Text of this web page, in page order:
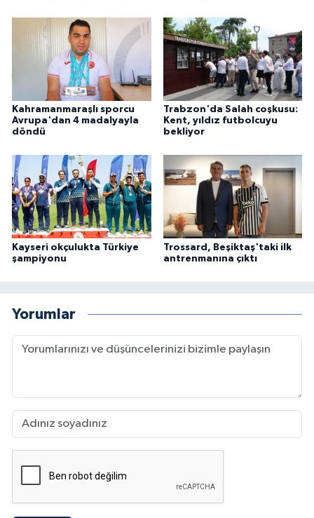
Kahramanmaraşlı sporcu
Avrupa'dan 4 madalyayla
döndü
Trabzon'da Salah coşkusu:
Kent, yıldız futbolcuyu
bekliyor
Kayseri okçulukta Türkiye
şampiyonu
Trossard, Beşiktaş'taki ilk
antrenmanına çıktı
Yorumlar